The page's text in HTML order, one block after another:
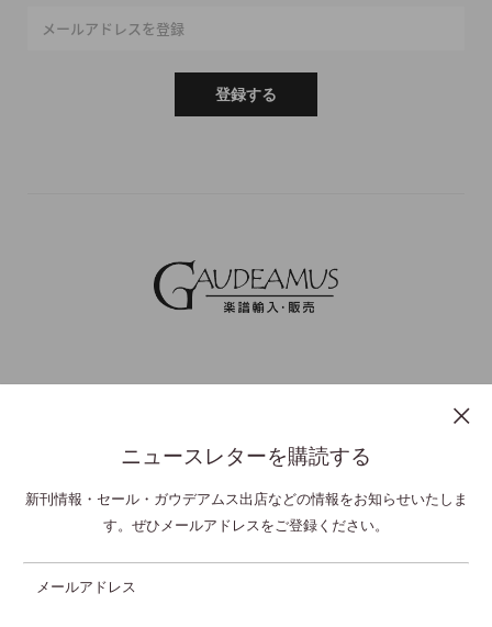
ニュースレターを購読する
新刊情報・セール・ガウデアムス出店などの情報をお知らせいたしま
す。ぜひメールアドレスをご登録ください。
メールアドレス
メールアドレスを登録
登録する
プライバシーポリシー 特定商取引法表示 利用規約
お問い合わせ
© GAUDEAMUS Co Ltd,. All Rights Reserved.